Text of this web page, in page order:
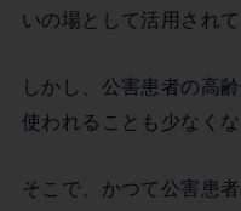
いの場として活用されて
しかし、公害患者の高
使われることも少なくな
そこで、かつて公害患